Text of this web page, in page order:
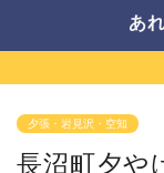
あ
夕張・岩見沢・空知
長沼町夕や